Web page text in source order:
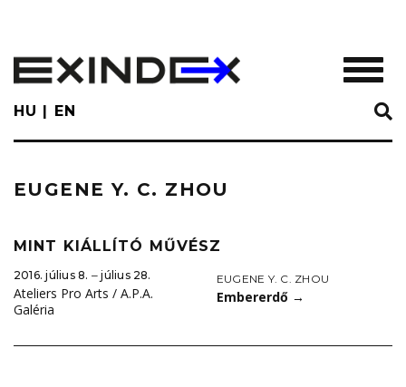
main
content
HU EN
EUGENE Y. C. ZHOU
MINT KIÁLLÍTÓ MŰVÉSZ
2016. július 8. ‒ július 28.
Ateliers Pro Arts / A.P.A.
Galéria
EUGENE Y. C. ZHOU
Embererdő →